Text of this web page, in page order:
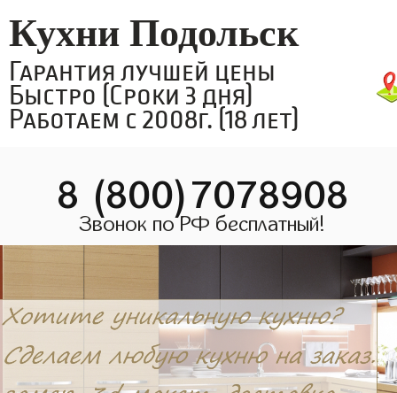
Кухни Подольск
Гарантия лучшей цены
Быстро (Сроки 3 дня)
Работаем с 2008г. (18 лет)
8 (800)7078908
Звонок по РФ бесплатный!